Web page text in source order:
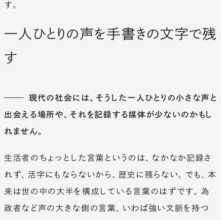
す。
一人ひとりの声を手書きの文字で残
す
現代の社会には、そうした一人ひとりの小さな声と
出会える場所や、それを記録する媒体が少ないのかもし
れません。
生活者のちょっとした言葉というのは、なかなか記録さ
れず、活字にもならないから、歴史に残らない。でも、本
来は世の中の大半を構成している言葉のはずです。為
政者など声の大きな側の言葉、いわば強い文脈を持つ